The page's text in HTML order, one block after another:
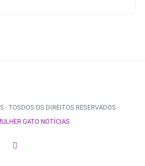
- TOSDOS OS DIREITOS RESERVADOS -
GATO NOTÍCIAS